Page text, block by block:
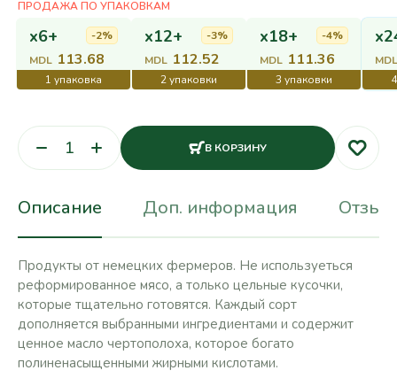
x6+
MDL 113.68
-2% x12+
MDL 112.52
-3% x18+
MDL 111.36
-4%
MDL
В КОРЗИНУ
Описание Доп. информация
Продукты от немецких фермеров. Не используеться
реформированное мясо, а только цельные кусочки,
которые тщательно готовятся. Каждый сорт
дополняется выбранными ингредиентами и содержит
ценное масло чертополоха, которое богато
полиненасыщенными жирными кислотами.